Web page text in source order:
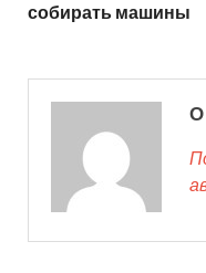
собирать машины
О